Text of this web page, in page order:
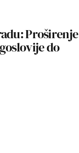
Proširenje
do